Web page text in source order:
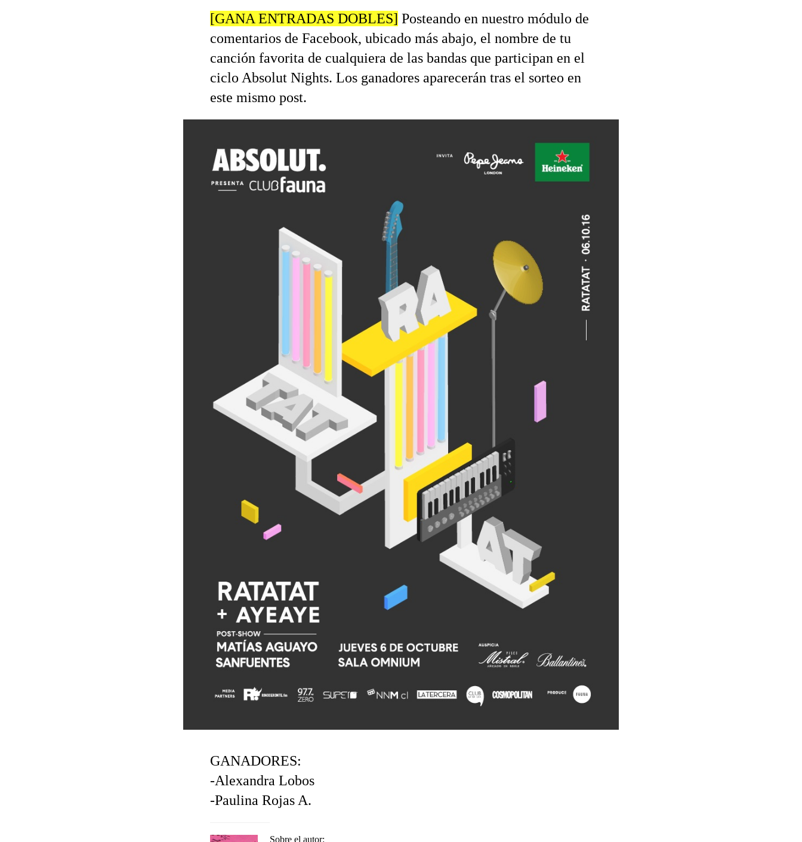
[GANA ENTRADAS DOBLES] Posteando en nuestro módulo de
comentarios de Facebook, ubicado más abajo, el nombre de tu
canción favorita de cualquiera de las bandas que participan en el
ciclo Absolut Nights. Los ganadores aparecerán tras el sorteo en
este mismo post.
GANADORES:
-Alexandra Lobos
-Paulina Rojas A.
Sobre el autor: